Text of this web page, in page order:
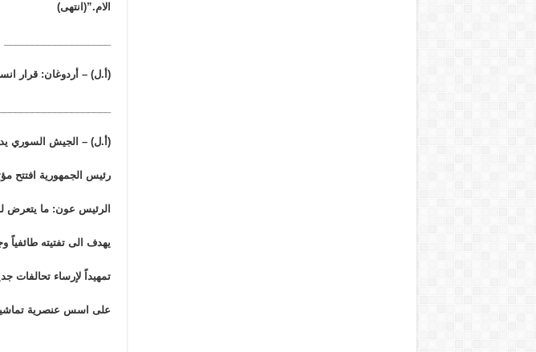
الام.”(انتهى)
(أ.ل) – أردوغان: قرار
(أ.ل) – الجيش السوري
رئيس الجمهورية افتتح
الرئيس عون: ما
يهدف الى تفتيته طائفياً
تمهيداً لإرساء تحالفات
على اسس عنصرية